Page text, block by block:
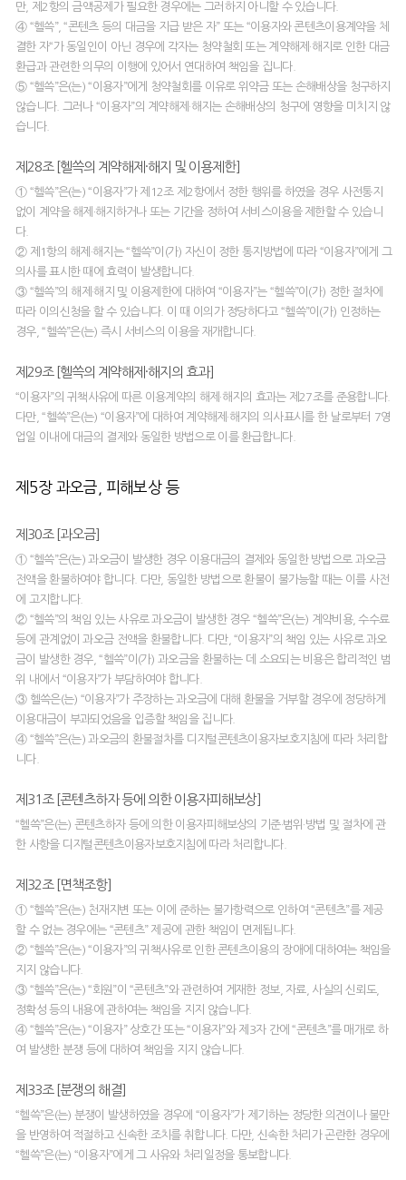
만, 제2항의 금액공제가 필요한 경우에는 그러하지 아니할 수 있습니다.
④ “헬쓱”, “콘텐츠 등의 대금을 지급 받은 자” 또는 “이용자와 콘텐츠이용계약을 체
결한 자“가 동일인이 아닌 경우에 각자는 청약철회 또는 계약해제·해지로 인한 대금
환급과 관련한 의무의 이행에 있어서 연대하여 책임을 집니다.
⑤ “헬쓱”은(는) “이용자”에게 청약철회를 이유로 위약금 또는 손해배상을 청구하지
않습니다. 그러나 “이용자”의 계약해제·해지는 손해배상의 청구에 영향을 미치지 않
습니다.
제28조 [헬쓱의 계약해제·해지 및 이용제한]
① “헬쓱”은(는) “이용자”가 제12조 제2항에서 정한 행위를 하였을 경우 사전통지
없이 계약을 해제·해지하거나 또는 기간을 정하여 서비스이용을 제한할 수 있습니
다.
② 제1항의 해제·해지는 “헬쓱”이(가) 자신이 정한 통지방법에 따라 “이용자”에게 그
의사를 표시한 때에 효력이 발생합니다.
③ “헬쓱”의 해제·해지 및 이용제한에 대하여 “이용자”는 “헬쓱”이(가) 정한 절차에
따라 이의신청을 할 수 있습니다. 이 때 이의가 정당하다고 “헬쓱”이(가) 인정하는
경우, “헬쓱”은(는) 즉시 서비스의 이용을 재개합니다.
제29조 [헬쓱의 계약해제·해지의 효과]
“이용자”의 귀책사유에 따른 이용계약의 해제·해지의 효과는 제27조를 준용합니다.
다만, “헬쓱”은(는) “이용자”에 대하여 계약해제·해지의 의사표시를 한 날로부터 7영
업일 이내에 대금의 결제와 동일한 방법으로 이를 환급합니다.
제5장 과오금, 피해보상 등
제30조 [과오금]
① “헬쓱”은(는) 과오금이 발생한 경우 이용대금의 결제와 동일한 방법으로 과오금
전액을 환불하여야 합니다. 다만, 동일한 방법으로 환불이 불가능할 때는 이를 사전
에 고지합니다.
② “헬쓱”의 책임 있는 사유로 과오금이 발생한 경우 “헬쓱”은(는) 계약비용, 수수료
등에 관계없이 과오금 전액을 환불합니다. 다만, “이용자”의 책임 있는 사유로 과오
금이 발생한 경우, “헬쓱”이(가) 과오금을 환불하는 데 소요되는 비용은 합리적인 범
위 내에서 “이용자”가 부담하여야 합니다.
③ 헬쓱은(는) “이용자”가 주장하는 과오금에 대해 환불을 거부할 경우에 정당하게
이용대금이 부과되었음을 입증할 책임을 집니다.
④ “헬쓱”은(는) 과오금의 환불절차를 디지털콘텐츠이용자보호지침에 따라 처리합
니다.
제31조 [콘텐츠하자 등에 의한 이용자피해보상]
“헬쓱”은(는) 콘텐츠하자 등에 의한 이용자피해보상의 기준·범위·방법 및 절차에 관
한 사항을 디지털콘텐츠이용자보호지침에 따라 처리합니다.
제32조 [면책조항]
① “헬쓱”은(는) 천재지변 또는 이에 준하는 불가항력으로 인하여 “콘텐츠”를 제공
할 수 없는 경우에는 “콘텐츠” 제공에 관한 책임이 면제됩니다.
② “헬쓱”은(는) “이용자”의 귀책사유로 인한 콘텐츠이용의 장애에 대하여는 책임을
지지 않습니다.
③ “헬쓱”은(는) “회원”이 “콘텐츠”와 관련하여 게재한 정보, 자료, 사실의 신뢰도,
정확성 등의 내용에 관하여는 책임을 지지 않습니다.
④ “헬쓱”은(는) “이용자” 상호간 또는 “이용자”와 제3자 간에 “콘텐츠”를 매개로 하
여 발생한 분쟁 등에 대하여 책임을 지지 않습니다.
제33조 [분쟁의 해결]
“헬쓱”은(는) 분쟁이 발생하였을 경우에 “이용자”가 제기하는 정당한 의견이나 불만
을 반영하여 적절하고 신속한 조치를 취합니다. 다만, 신속한 처리가 곤란한 경우에
“헬쓱”은(는) “이용자”에게 그 사유와 처리일정을 통보합니다.